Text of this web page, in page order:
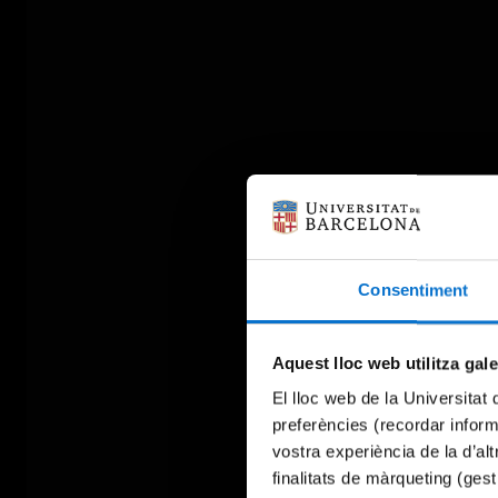
Consentiment
Aquest lloc web utilitza
El lloc web de la Universitat
preferències (recordar
vostra experiència de la
finalitats de màrqueting